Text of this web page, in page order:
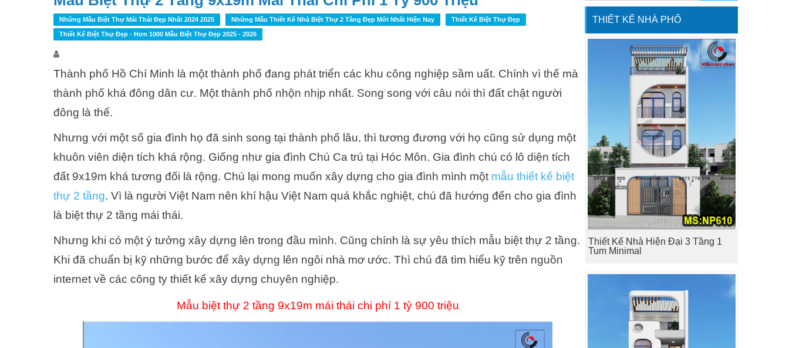
Những Mẫu Biệt Thự Mái Thái Đẹp Nhất 2024 2025 Những Mẫu Thiết Kế Nhà Biệt Thự 2 Tầng Đẹp Mới Nhất Hiện Nay Thiết Kế Biệt Thự Đẹp
Thiết Kế Biệt Thự Đẹp - Hơn 1000 Mẫu Biệt Thự Đẹp 2025 - 2026
Thành phố Hồ Chí Minh là một thành phố đang phát triển các khu công nghiệp sầm uất. Chính vì thế mà
thành phố khá đông dân cư. Một thành phố nhộn nhịp nhất. Song song với câu nói thì đất chật người
đông là thế.
Nhưng với một số gia đình họ đã sinh song tại thành phố lâu, thì tương đương với họ cũng sử dụng một
khuôn viên diện tích khá rộng. Giống như gia đình Chú Ca trú tại Hóc Môn. Gia đình chú có lô diện tích
đất 9x19m khá tương đối là rộng. Chú lại mong muốn xây dựng cho gia đình mình một mẫu thiết kế biệt
thự 2 tầng. Vì là người Việt Nam nên khí hậu Việt Nam quá khắc nghiệt, chú đã hướng đến cho gia đình
là biệt thự 2 tầng mái thái.
Nhưng khi có một ý tưởng xây dựng lên trong đầu mình. Cũng chính là sự yêu thích mẫu biệt thự 2 tầng.
Khi đã chuẩn bị kỹ những bước để xây dựng lên ngôi nhà mơ ước. Thì chú đã tìm hiểu kỹ trên nguồn
internet về các công ty thiết kế xây dựng chuyên nghiệp.
Mẫu biệt thự 2 tầng 9x19m mái thái chi phí 1 tỷ 900 triệu
THIẾT KẾ NHÀ PHỐ
Thiết Kế Nhà Hiện Đại 3 Tầng 1
Tum Minimal